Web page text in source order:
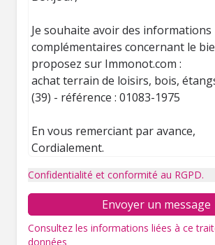
Confidentialité et conformité au RGPD.
Envoyer un message
Consultez les informations liées à ce
données